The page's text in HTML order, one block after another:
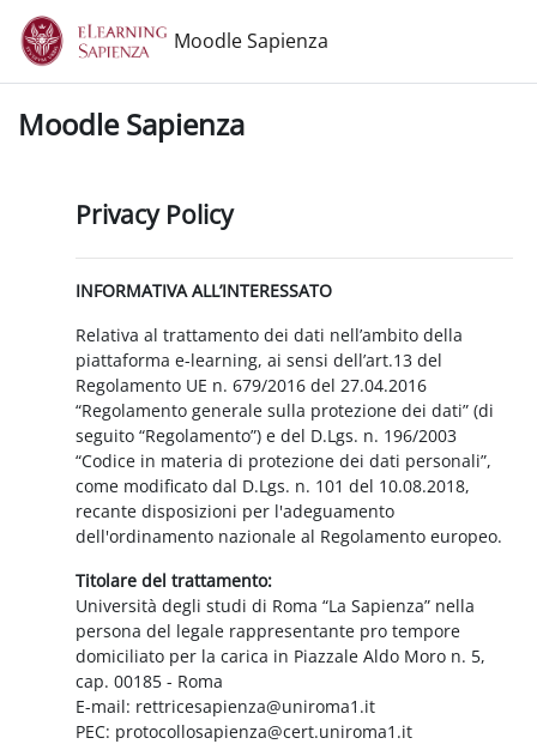
Vai al contenuto principale
Moodle Sapienza
Moodle Sapienza
Privacy Policy
INFORMATIVA ALL’INTERESSATO
Relativa al trattamento dei dati nell’ambito della
piattaforma e-learning, ai sensi dell’art.13 del
Regolamento UE n. 679/2016 del 27.04.2016
“Regolamento generale sulla protezione dei dati” (di
seguito “Regolamento”) e del D.Lgs. n. 196/2003
“Codice in materia di protezione dei dati personali”,
come modificato dal D.Lgs. n. 101 del 10.08.2018,
recante disposizioni per l'adeguamento
dell'ordinamento nazionale al Regolamento europeo.
Titolare del trattamento:
Università degli studi di Roma “La Sapienza” nella
persona del legale rappresentante pro tempore
domiciliato per la carica in Piazzale Aldo Moro n. 5,
cap. 00185 - Roma
E-mail: rettricesapienza@uniroma1.it
PEC: protocollosapienza@cert.uniroma1.it